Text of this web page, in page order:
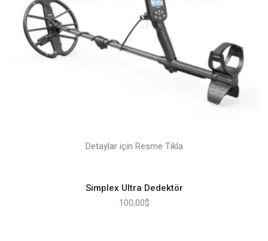
Detaylar için Resme Tıkla
Simplex Ultra Dedektör
100,00$